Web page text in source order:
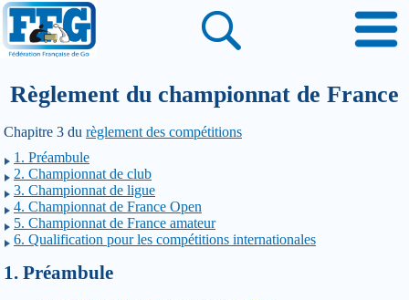
Règlement du championnat de France
Chapitre 3 du règlement des compétitions
1. Préambule
2. Championnat de club
3. Championnat de ligue
4. Championnat de France Open
5. Championnat de France amateur
6. Qualification pour les compétitions internationales
1. Préambule